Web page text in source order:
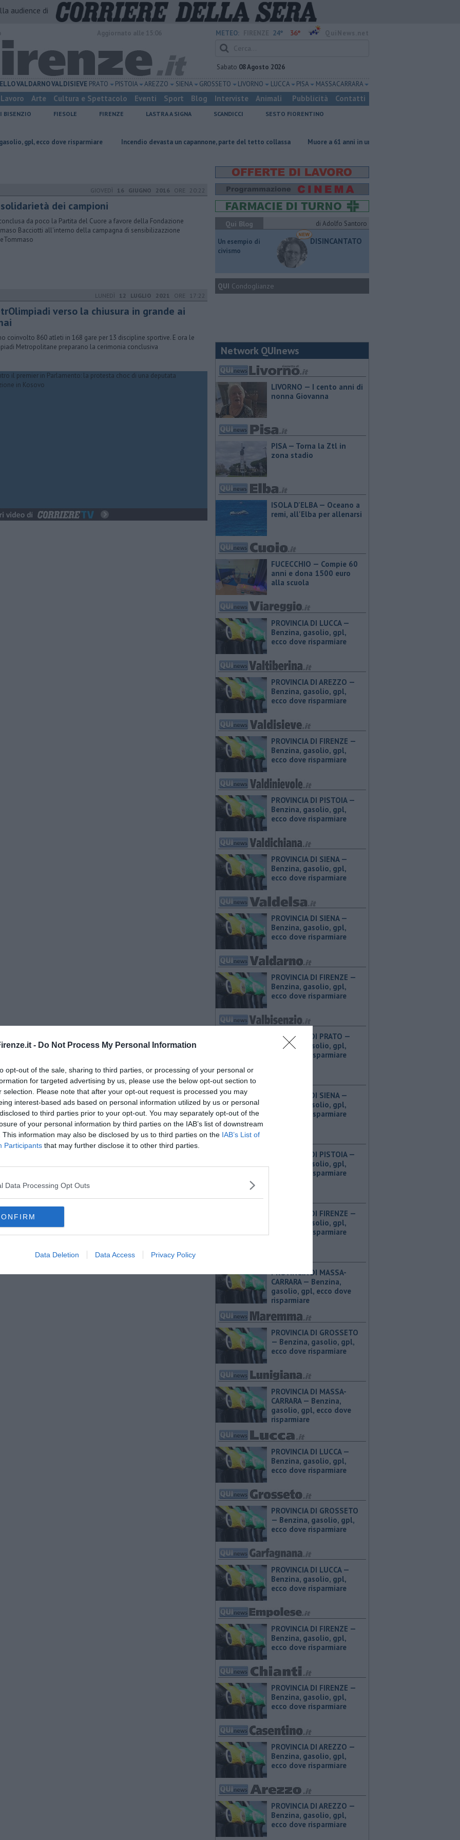
- Do Not Process My Personal Information
opt-out of the sale, sharing to third parties, or processing of your personal or
for targeted advertising by us, please use the below opt-out section to
selection. Please note that after your opt-out request is processed you may
interest-based ads based on personal information utilized by us or personal
to third parties prior to your opt-out. You may separately opt-out of the
of your personal information by third parties on the IAB’s list of downstream
This information may also be disclosed by us to third parties on the IAB’s List of
Participants that may further disclose it to other third parties.
Data Processing Opt Outs
Data Deletion Data Access Privacy Policy
audience di
METEO: 24° 36°
Sabato 08 Agosto 2026
VALDARNOVALDISIEVE PRATO PISTOIA AREZZO SIENA GROSSETO LIVORNO LUCCA PISA MASSA CARRARA
Lavoro Arte Cultura e Spettacolo Eventi Sport Blog Interviste Animali Pubblicità Contatti
BISENZIO FIESOLE FIRENZE LASTRA A SIGNA SCANDICCI
SESTO FIORENTINO
dove risparmiare Incendio devasta un capannone, parte del tetto collassa Muore a 61 anni in un incidente sul lavoro
GIOVEDÌ 16 GIUGNO 2016 ORE 20:22
dei campioni
da poco la Partita del Cuore a favore della Fondazione
Bacciotti all'interno della campagna di sensibilizazzione
LUNEDÌ 12 LUGLIO 2021 ORE 17:22
verso la chiusura in grande ai
coinvolto 860 atleti in 168 gare per 13 discipline sportive. E ora le
Metropolitane preparano la cerimonia conclusiva
Qui Blog di Adolfo Santoro
​Un esempio di
civismo
DISINCANTATO
QUI Condoglianze
Network QUInews
LIVORNO — I cento anni di
nonna Giovanna
PISA — Torna la Ztl in
zona stadio
ISOLA D'ELBA — Oceano a
remi, all'Elba per allenarsi
FUCECCHIO — Compie 60
anni e dona 1500 euro
alla scuola
PROVINCIA DI LUCCA — ​
Benzina, gasolio, gpl,
ecco dove risparmiare
PROVINCIA DI AREZZO — ​
Benzina, gasolio, gpl,
ecco dove risparmiare
PROVINCIA DI FIRENZE — ​
Benzina, gasolio, gpl,
ecco dove risparmiare
PROVINCIA DI PISTOIA — ​
Benzina, gasolio, gpl,
ecco dove risparmiare
PROVINCIA DI SIENA — ​
Benzina, gasolio, gpl,
ecco dove risparmiare
PROVINCIA DI SIENA — ​
Benzina, gasolio, gpl,
ecco dove risparmiare
PROVINCIA DI FIRENZE — ​
Benzina, gasolio, gpl,
ecco dove risparmiare
PROVINCIA DI PRATO — ​
Benzina, gasolio, gpl,
ecco dove risparmiare
PROVINCIA DI SIENA — ​
Benzina, gasolio, gpl,
ecco dove risparmiare
PROVINCIA DI PISTOIA — ​
Benzina, gasolio, gpl,
ecco dove risparmiare
PROVINCIA DI FIRENZE — ​
Benzina, gasolio, gpl,
ecco dove risparmiare
PROVINCIA DI MASSA-
CARRARA — ​Benzina,
gasolio, gpl, ecco dove
risparmiare
PROVINCIA DI GROSSETO
— ​Benzina, gasolio, gpl,
ecco dove risparmiare
PROVINCIA DI MASSA-
CARRARA — ​Benzina,
gasolio, gpl, ecco dove
risparmiare
PROVINCIA DI LUCCA — ​
Benzina, gasolio, gpl,
ecco dove risparmiare
PROVINCIA DI GROSSETO
— ​Benzina, gasolio, gpl,
ecco dove risparmiare
PROVINCIA DI LUCCA — ​
Benzina, gasolio, gpl,
ecco dove risparmiare
PROVINCIA DI FIRENZE — ​
Benzina, gasolio, gpl,
ecco dove risparmiare
PROVINCIA DI FIRENZE — ​
Benzina, gasolio, gpl,
ecco dove risparmiare
PROVINCIA DI AREZZO — ​
Benzina, gasolio, gpl,
ecco dove risparmiare
PROVINCIA DI AREZZO — ​
Benzina, gasolio, gpl,
ecco dove risparmiare